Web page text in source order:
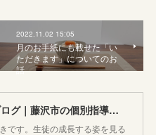
2022.11.02 15:05
月のお手紙にも載せた「い
ただきます」についてのお
話
「第二の家」ブログ｜藤沢市の個別指導塾のお話
です。生徒の成長する姿を見る